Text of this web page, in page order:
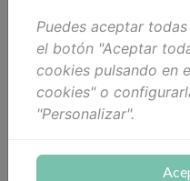
celulitis.
Aceite oxigenante y
para todos los tipos
dañadas por agentes
inmediata
Puedes aceptar
el botón "Aceptar
cookies pulsando en
cookies" o
"Personalizar".